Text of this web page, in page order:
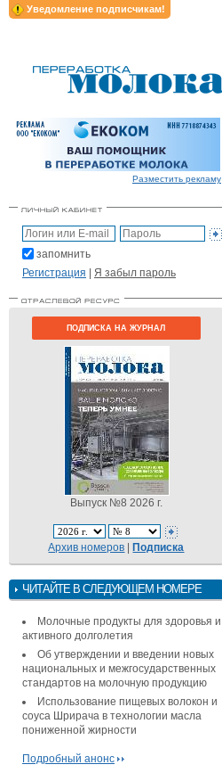
Уведомление подписчикам!
Разместить рекламу
запомнить
Регистрация | Я забыл пароль
ПОДПИСКА НА ЖУРНАЛ
Выпуск №8 2026 г.
Архив номеров |Подписка
ЧИТАЙТЕ В СЛЕДУЮЩЕМ НОМЕРЕ
Молочные продукты для здоровья и
активного долголетия
Об утверждении и введении новых
национальных и межгосударственных
стандартов на молочную продукцию
Использование пищевых волокон и
соуса Шрирача в технологии масла
пониженной жирности
Подробный анонс